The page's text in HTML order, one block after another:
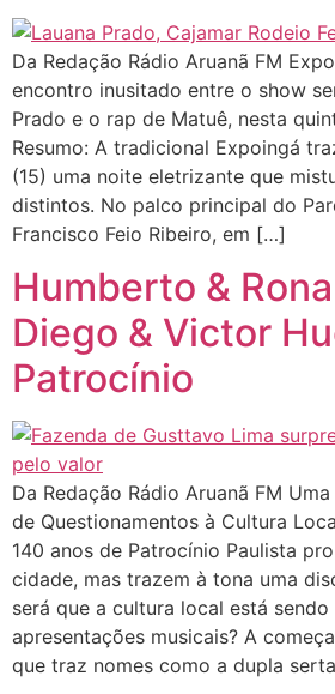
Da Redação Rádio Aruanã FM
encontro inusitado entre o show
Prado e o rap de Matuê, nesta
Resumo: A tradicional Expoingá
(15) uma noite eletrizante que
distintos. No palco principal do
Francisco Feio Ribeiro, em […]
Humberto &
Diego & Victor
Patrocínio
Da Redação Rádio Aruanã FM
de Questionamentos à Cultura
140 anos de Patrocínio Paulista
cidade, mas trazem à tona uma
será que a cultura local está
apresentações musicais? A
que traz nomes como a dupla